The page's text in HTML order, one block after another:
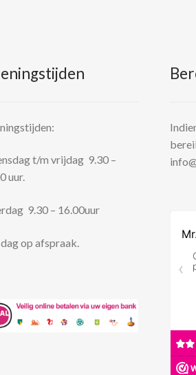
t/m vrijdag 9.30 –
uur.
9.30 – 16.00uur
op afspraak.